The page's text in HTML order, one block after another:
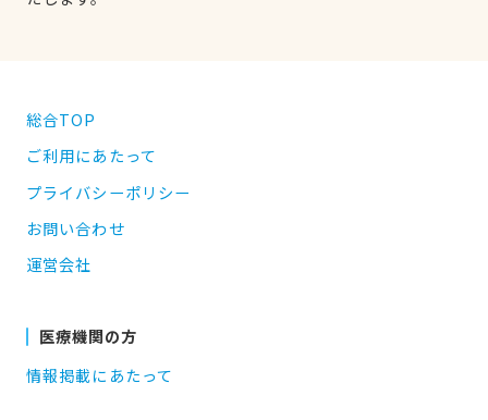
総合TOP
ご利用にあたって
プライバシーポリシー
お問い合わせ
運営会社
医療機関の方
情報掲載にあたって